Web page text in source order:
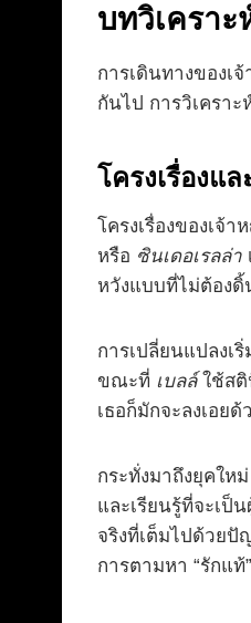
บทวิเครา
การเดินทางของเ
กันไป การวิเคราะ
โครงเรื่องแ
โครงเรื่องของเจ้
หรือ ซินเดอเรลล่า
หวังแบบที่ไม่ต้องดิ้
การเปลี่ยนแปลงเ
ขณะที่ เบลล์ใช้สติ
เธอก็มักจะลงเอย
กระทั่งมาถึงยุคให
และเรียนรู้ที่จะเป็
จริงที่เต็มไปด้วยปั
การตามหา “รักแท้”